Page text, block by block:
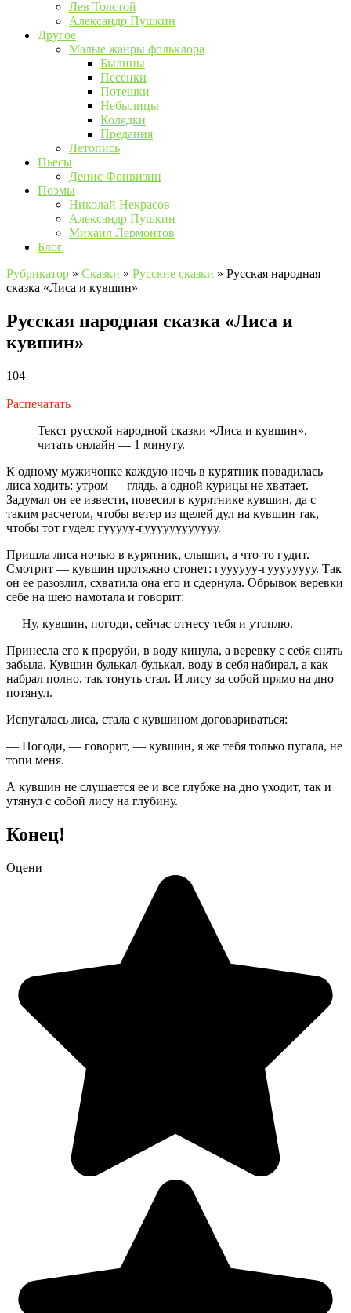
Лев Толстой
Александр Пушкин
Другое
Малые жанры фольклора
Былины
Песенки
Потешки
Небылицы
Колядки
Предания
Летопись
Пьесы
Денис Фонвизин
Поэмы
Николай Некрасов
Александр Пушкин
Михаил Лермонтов
Блог
Рубрикатор » Сказки » Русские сказки » Русская народная
сказка «Лиса и кувшин»
Русская народная сказка «Лиса и
кувшин»
104
Распечатать
Текст русской народной сказки «Лиса и кувшин»,
читать онлайн — 1 минуту.
К одному мужичонке каждую ночь в курятник повадилась
лиса ходить: утром — глядь, а одной курицы не хватает.
Задумал он ее извести, повесил в курятнике кувшин, да с
таким расчетом, чтобы ветер из щелей дул на кувшин так,
чтобы тот гудел: гууууу-гуууууууууууу.
Пришла лиса ночью в курятник, слышит, а что-то гудит.
Смотрит — кувшин протяжно стонет: гуууууу-гуууууууу. Так
он ее разозлил, схватила она его и сдернула. Обрывок веревки
себе на шею намотала и говорит:
— Ну, кувшин, погоди, сейчас отнесу тебя и утоплю.
Принесла его к проруби, в воду кинула, а веревку с себя снять
забыла. Кувшин булькал-булькал, воду в себя набирал, а как
набрал полно, так тонуть стал. И лису за собой прямо на дно
потянул.
Испугалась лиса, стала с кувшином договариваться:
— Погоди, — говорит, — кувшин, я же тебя только пугала, не
топи меня.
А кувшин не слушается ее и все глубже на дно уходит, так и
утянул с собой лису на глубину.
Конец!
Оцени